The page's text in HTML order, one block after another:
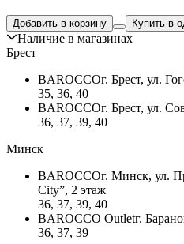
Добавить в корзину Купить в
Наличие в магазинах
Брест
BAROCCOг. Брест, ул.
35, 36, 40
BAROCCOг. Брест, ул.
36, 37, 39, 40
Минск
BAROCCOг. Минск, ул.
City”, 2 этаж
36, 37, 39, 40
BAROCCO Outletг.
36, 37, 39